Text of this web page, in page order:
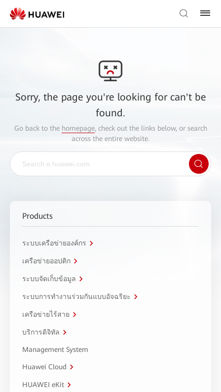
Sorry, the page you're looking for can't be
found.
Go back to the homepage, check out the links below, or search
across the entire website.
Products
ระบบเครือข่ายองค์กร
เครือข่ายออปติก
ระบบจัดเก็บข้อมูล
ระบบการทำงานร่วมกันแบบอัจฉริยะ
เครือข่ายไร้สาย
บริการดิจิทัล
Management System
Huawei Cloud
HUAWEI eKit